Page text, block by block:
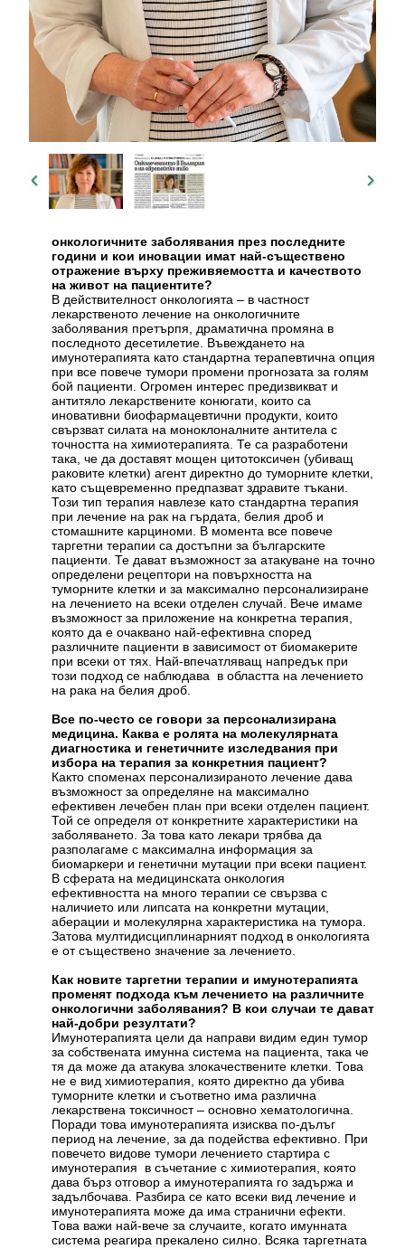
онкологичните заболявания през последните
години и кои иновации имат най-съществено
отражение върху преживяемостта и качеството
на живот на пациентите?
В действителност онкологията – в частност
лекарственото лечение на онкологичните
заболявания претърпя, драматична промяна в
последното десетилетие. Въвеждането на
имунотерапията като стандартна терапевтична опция
при все повече тумори промени прогнозата за голям
бой пациенти. Огромен интерес предизвикват и
антитяло лекарствените конюгати, които са
иновативни биофармацевтични продукти, които
свързват силата на моноклоналните антитела с
точността на химиотерапията. Те са разработени
така, че да доставят мощен цитотоксичен (убиващ
раковите клетки) агент директно до туморните клетки,
като същевременно предпазват здравите тъкани.
Този тип терапия навлезе като стандартна терапия
при лечение на рак на гърдата, белия дроб и
стомашните карциноми. В момента все повече
таргетни терапии са достъпни за българските
пациенти. Те дават възможност за атакуване на точно
определени рецептори на повърхността на
туморните клетки и за максимално персонализиране
на лечението на всеки отделен случай. Вече имаме
възможност за приложение на конкретна терапия,
която да е очаквано най-ефективна според
различните пациенти в зависимост от биомакерите
при всеки от тях. Най-впечатляващ напредък при
този подход се наблюдава в областта на лечението
на рака на белия дроб.
Все по-често се говори за персонализирана
медицина. Каква е ролята на молекулярната
диагностика и генетичните изследвания при
избора на терапия за конкретния пациент?
Както споменах персонализираното лечение дава
възможност за определяне на максимално
ефективен лечебен план при всеки отделен пациент.
Той се определя от конкретните характеристики на
заболяването. За това като лекари трябва да
разполагаме с максимална информация за
биомаркери и генетични мутации при всеки пациент.
В сферата на медицинската онкология
ефективността на много терапии се свързва с
наличието или липсата на конкретни мутации,
аберации и молекулярна характеристика на тумора.
Затова мултидисциплинарният подход в онкологията
е от съществено значение за лечението.
Как новите таргетни терапии и имунотерапията
променят подхода към лечението на различните
онкологични заболявания? В кои случаи те дават
най-добри резултати?
Имунотерапията цели да направи видим един тумор
за собствената имунна система на пациента, така че
тя да може да атакува злокачествените клетки. Това
не е вид химиотерапия, която директно да убива
туморните клетки и съответно има различна
лекарствена токсичност – основно хематологична.
Поради това имунотерапията изисква по-дълъг
период на лечение, за да подейства ефективно. При
повечето видове тумори лечението стартира с
имунотерапия в съчетание с химиотерапия, която
дава бърз отговор а имунотерапията го задържа и
задълбочава. Разбира се като всеки вид лечение и
имунотерапията може да има странични ефекти.
Това важи най-вече за случаите, когато имунната
система реагира прекалено силно. Всяка таргетната